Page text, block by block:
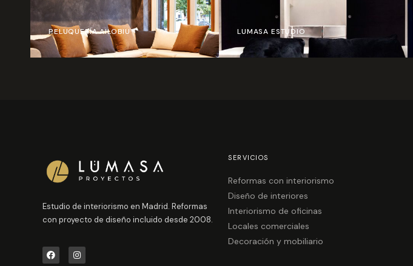
PELUQUERÍA AILOBIU LUMASA ESTUDIO
Estudio de interiorismo en Madrid. Reformas
con proyecto de diseño incluido desde 2008.
F
a
I
n
SERVICIOS
Reformas con interiorismo
Diseño de interiores
Interiorismo de oficinas
Locales comerciales
Decoración y mobiliario